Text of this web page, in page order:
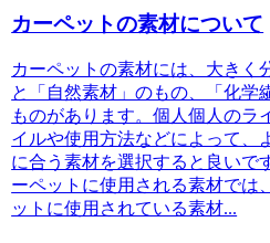
カーペットの素材について
カーペットの素材には、大きく
と「自然素材」のもの、「化学
ものがあります。個人個人のラ
イルや使用方法などによって、
に合う素材を選択すると良いで
ーペットに使用される素材では
ットに使用されている素材...